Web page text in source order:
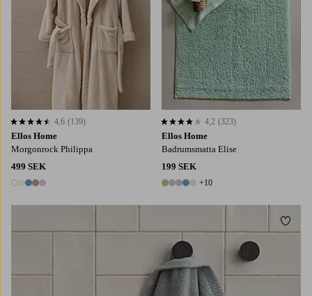
Ellos Home
Morgonrock Philippa
499 SEK
5 färger
4,6 baserat på 139 st betyg
4,6 (139)
Ellos Home
Badrumsmatta Elise
199 SEK
15 färger
+10
4,2 baserat på 323 st betyg
4,2 (323)